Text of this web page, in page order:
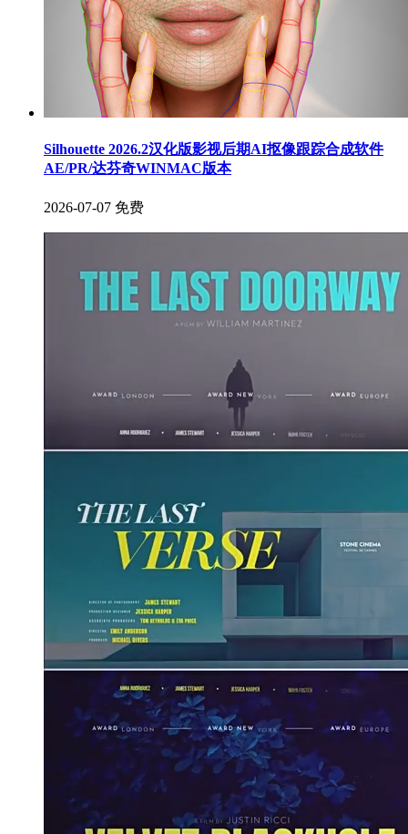
Silhouette 2026.2汉化版影视后期AI抠像跟踪合成软件
AE/PR/达芬奇WINMAC版本
2026-07-07 免费